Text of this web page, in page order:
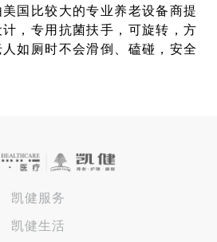
国比较大的专业养老设备商提
，专用抗菌扶手，可旋转，方
如厕时不会滑倒、磕碰，安全
凯健服务
凯健生活